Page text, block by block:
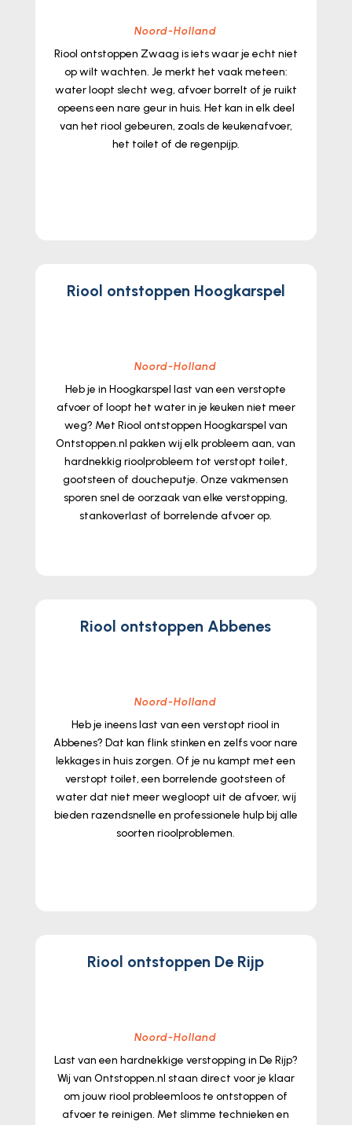
Noord-Holland
Riool ontstoppen Zwaag is iets waar je echt niet
op wilt wachten.​ Je merkt het vaak meteen:
water loopt slecht weg, afvoer borrelt of je ruikt
opeens een nare geur in huis.​ Het kan in elk deel
van het riool gebeuren, zoals de keukenafvoer,
het toilet of de regenpijp.​
Riool ontstoppen Hoogkarspel
Noord-Holland
Heb je in Hoogkarspel last van een verstopte
afvoer of loopt het water in je keuken niet meer
weg? Met Riool ontstoppen Hoogkarspel van
Ontstoppen.​nl pakken wij elk probleem aan, van
hardnekkig rioolprobleem tot verstopt toilet,
gootsteen of doucheputje.​ Onze vakmensen
sporen snel de oorzaak van elke verstopping,
stankoverlast of borrelende afvoer op.​
Riool ontstoppen Abbenes
Noord-Holland
Heb je ineens last van een verstopt riool in
Abbenes? Dat kan flink stinken en zelfs voor nare
lekkages in huis zorgen.​ Of je nu kampt met een
verstopt toilet, een borrelende gootsteen of
water dat niet meer wegloopt uit de afvoer, wij
bieden razendsnelle en professionele hulp bij alle
soorten rioolproblemen.​
Riool ontstoppen De Rijp
Noord-Holland
Last van een hardnekkige verstopping in De Rijp?
Wij van Ontstoppen.​nl staan direct voor je klaar
om jouw riool probleemloos te ontstoppen of
afvoer te reinigen.​ Met slimme technieken en